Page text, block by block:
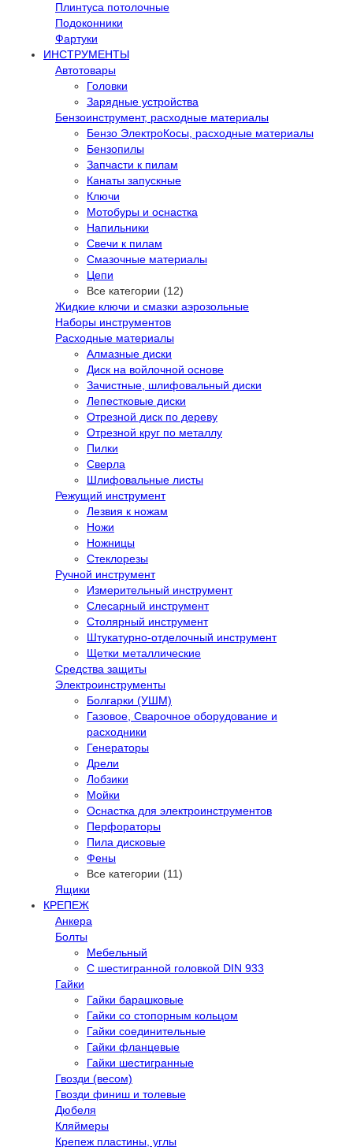
Плинтуса потолочные
Подоконники
Фартуки
ИНСТРУМЕНТЫ
Автотовары
Головки
Зарядные устройства
Бензоинструмент, расходные материалы
Бензо ЭлектроКосы, расходные материалы
Бензопилы
Запчасти к пилам
Канаты запускные
Ключи
Мотобуры и оснастка
Напильники
Свечи к пилам
Смазочные материалы
Цепи
Все категории (12)
Жидкие ключи и смазки аэрозольные
Наборы инструментов
Расходные материалы
Алмазные диски
Диск на войлочной основе
Зачистные, шлифовальный диски
Лепестковые диски
Отрезной диск по дереву
Отрезной круг по металлу
Пилки
Сверла
Шлифовальные листы
Режущий инструмент
Лезвия к ножам
Ножи
Ножницы
Стеклорезы
Ручной инструмент
Измерительный инструмент
Слесарный инструмент
Столярный инструмент
Штукатурно-отделочный инструмент
Щетки металлические
Средства защиты
Электроинструменты
Болгарки (УШМ)
Газовое, Сварочное оборудование и
расходники
Генераторы
Дрели
Лобзики
Мойки
Оснастка для электроинструментов
Перфораторы
Пила дисковые
Фены
Все категории (11)
Ящики
КРЕПЕЖ
Анкера
Болты
Мебельный
С шестигранной головкой DIN 933
Гайки
Гайки барашковые
Гайки со стопорным кольцом
Гайки соединительные
Гайки фланцевые
Гайки шестигранные
Гвозди (весом)
Гвозди финиш и толевые
Дюбеля
Кляймеры
Крепеж пластины, углы